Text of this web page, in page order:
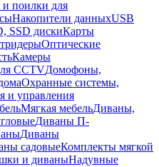
поилки для
Накопители данныхUSB
SSD дискиКарты
Оптические
Камеры
CCTVДомофоны,
Охранные системы,
и управления
Мягкая мебельДиваны,
Диваны П-
Диваны
садовыеКомплекты мягкой
и диваныНадувные